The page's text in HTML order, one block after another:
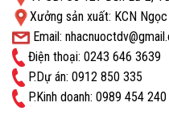
Xưởng sản xuất: KCN
Email:
Điện thoại: 0243 646 3639
P.Dự án: 0912 850 335
P.Kinh doanh: ‭0989 454